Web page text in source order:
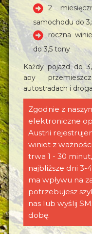
2
samochodu do
roczna
do 3,5 tony
Każdy pojazd do
aby
autostradach i
Zgodnie z
elektroniczne
Austrii
winiet z
trwa 1 - 30
najbliższe dni 3-
ma wpływu na
potrzebujesz
nas lub wyślij
dobę.